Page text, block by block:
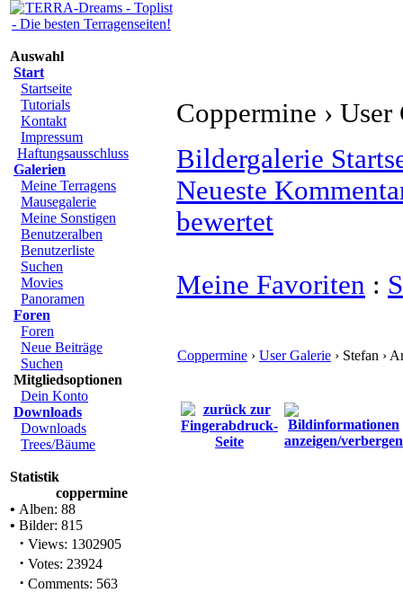
Auswahl
Start
Startseite
Tutorials
Kontakt
Impressum
Haftungsausschluss
Galerien
Meine Terragens
Mausegalerie
Meine Sonstigen
Benutzeralben
Benutzerliste
Suchen
Movies
Panoramen
Foren
Foren
Neue Beiträge
Suchen
Mitgliedsoptionen
Dein Konto
Downloads
Downloads
Trees/Bäume
Statistik
coppermine
• Alben: 88
• Bilder: 815
· Views: 1302905
· Votes: 23924
· Comments: 563
Coppermine › User
Bildergalerie
Neueste
bewertet
Meine Favoriten :
Coppermine › User Galerie › Stefan ›